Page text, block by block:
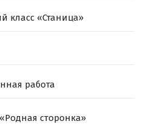
класс «Станица»
работа
сторонка»